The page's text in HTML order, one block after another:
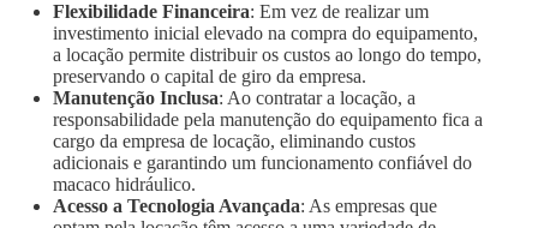
Flexibilidade Financeira: Em vez de realizar um
investimento inicial elevado na compra do equipamento,
a locação permite distribuir os custos ao longo do tempo,
preservando o capital de giro da empresa.
Manutenção Inclusa: Ao contratar a locação, a
responsabilidade pela manutenção do equipamento fica a
cargo da empresa de locação, eliminando custos
adicionais e garantindo um funcionamento confiável do
macaco hidráulico.
Acesso a Tecnologia Avançada: As empresas que